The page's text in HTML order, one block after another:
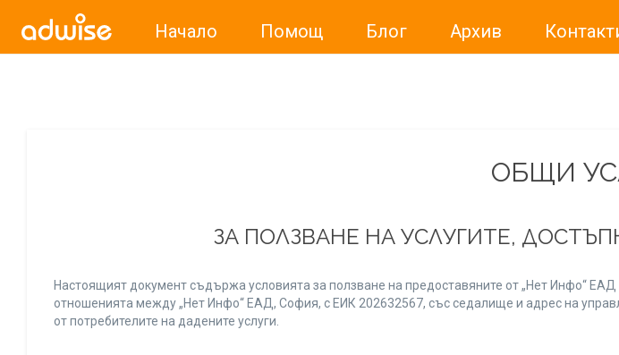
Начало Помощ Блог Архив
ОБЩИ
ЗА ПОЛЗВАНЕ НА УСЛУГИТЕ,
Настоящият документ съдържа условията за ползване на предоставяните от „Нет Инфо“
отношенията между „Нет Инфо“ ЕАД, София, с ЕИК 202632567, със седалище и адрес на
от потребителите на дадените услуги.